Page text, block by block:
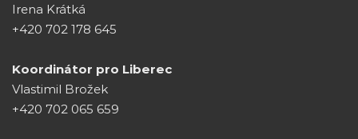
Irena Krátká
+420 702 178 645
Koordinátor pro Liberec
Vlastimil Brožek
+420 702 065 659